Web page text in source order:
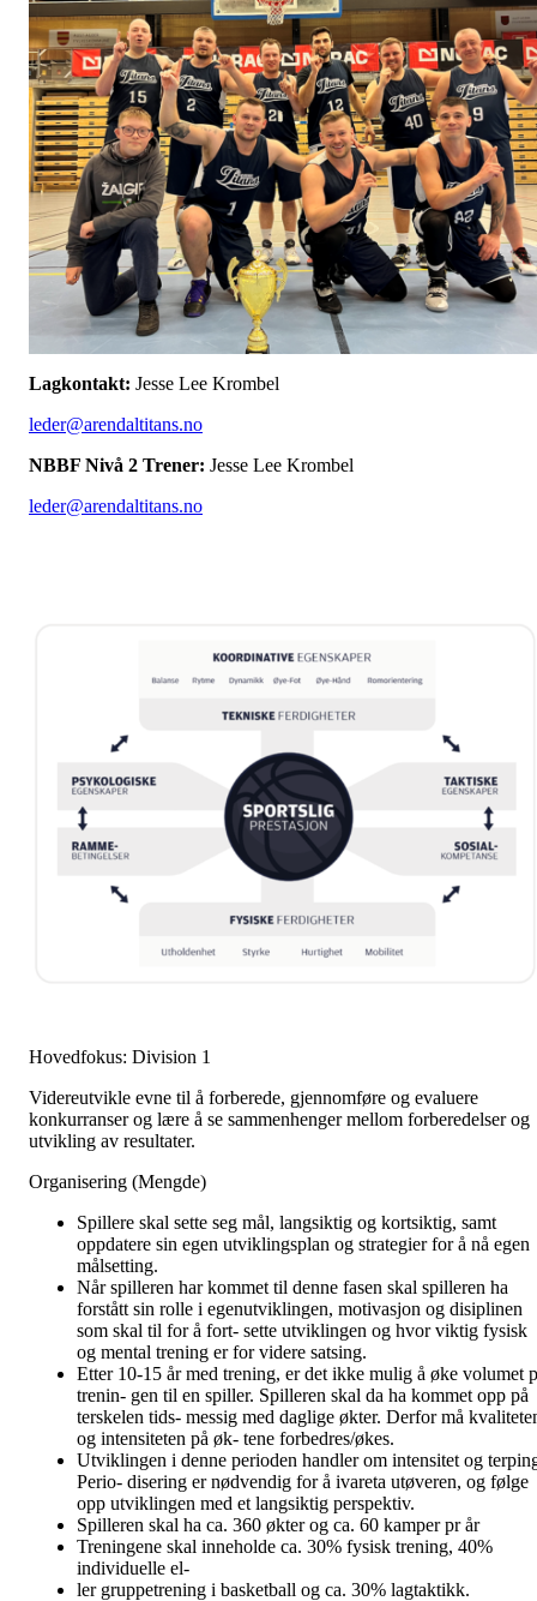
Lagkontakt: Jesse Lee Krombel
leder@arendaltitans.no
NBBF Nivå 2 Trener: Jesse Lee Krombel
leder@arendaltitans.no
Hovedfokus: Division 1
Videreutvikle evne til å forberede, gjennomføre og evaluere
konkurranser og lære å se sammenhenger mellom forberedelser og
utvikling av resultater.
Organisering (Mengde)
Spillere skal sette seg mål, langsiktig og kortsiktig, samt
oppdatere sin egen utviklingsplan og strategier for å nå egen
målsetting.
Når spilleren har kommet til denne fasen skal spilleren ha
forstått sin rolle i egenutviklingen, motivasjon og disiplinen
som skal til for å fort- sette utviklingen og hvor viktig fysisk
og mental trening er for videre satsing.
Etter 10-15 år med trening, er det ikke mulig å øke volumet
trenin- gen til en spiller. Spilleren skal da ha kommet opp på
terskelen tids- messig med daglige økter. Derfor må
og intensiteten på øk- tene forbedres/økes.
Utviklingen i denne perioden handler om intensitet og
Perio- disering er nødvendig for å ivareta utøveren, og følge
opp utviklingen med et langsiktig perspektiv.
Spilleren skal ha ca. 360 økter og ca. 60 kamper pr år
Treningene skal inneholde ca. 30% fysisk trening, 40%
individuelle el-
ler gruppetrening i basketball og ca. 30% lagtaktikk.